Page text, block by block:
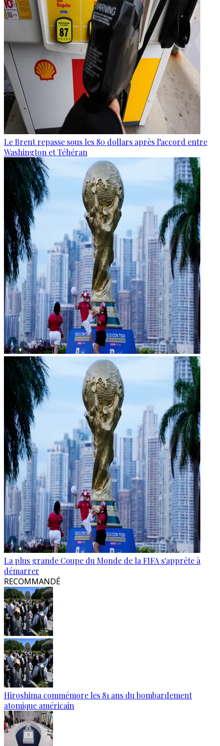
Le Brent repasse sous les 80 dollars après l’accord entre
Washington et Téhéran
La plus grande Coupe du Monde de la FIFA s'apprête à
démarrer
RECOMMANDÉ
Hiroshima commémore les 81 ans du bombardement
atomique américain